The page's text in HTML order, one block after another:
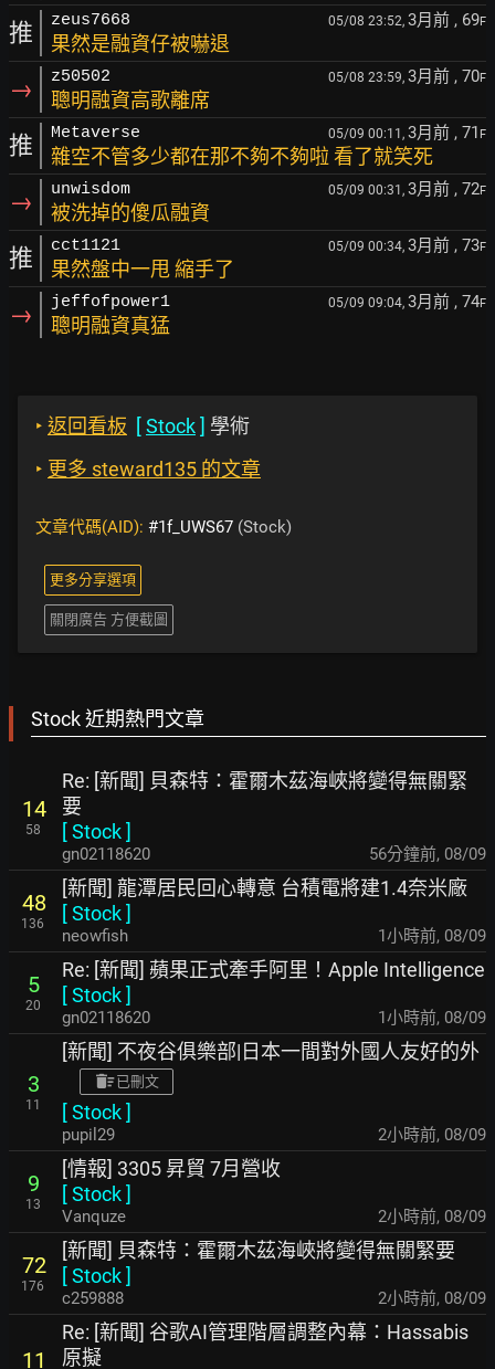
推 zeus7668 05/08 23:52, 3月前 , 69F
果然是融資仔被嚇退
→ z50502 05/08 23:59, 3月前 , 70F
聰明融資高歌離席
推 Metaverse 05/09 00:11, 3月前 , 71 F
雜空不管多少都在那不夠不夠啦 看了就笑死
→ unwisdom 05/09 00:31, 3月前 , 72F
被洗掉的傻瓜融資
推 cct1121 05/09 00:34, 3月前 , 73F
果然盤中一甩 縮手了
→ jeffofpower1 05/09 09:04, 3月前 , 74F
聰明融資真猛
‣ 返回看板 [Stock] 學術
‣ 更多 steward135 的文章
文章代碼(AID): #1f_UWS67 (Stock)
更多分享選項
關閉廣告 方便截圖
Stock 近期熱門文章
14
58
Re: [新聞] 貝森特：霍爾木茲海峽將變得無關緊
要
[Stock]
gn02118620 56分鐘前, 08/09
48
136
[新聞] 龍潭居民回心轉意 台積電將建1.4奈米廠
[Stock]
neowfish 1小時前, 08/09
5
20
Re: [新聞] 蘋果正式牽手阿里！Apple Intelligence
[Stock]
gn02118620 1小時前, 08/09
3
11
[新聞] 不夜谷俱樂部|日本一間對外國人友好的外
已刪文
[Stock]
pupil29 2小時前, 08/09
9
13
[情報] 3305 昇貿 7月營收
[Stock]
Vanquze 2小時前, 08/09
72
176
[新聞] 貝森特：霍爾木茲海峽將變得無關緊要
[Stock]
c259888 2小時前, 08/09
11
Re: [新聞] 谷歌AI管理階層調整內幕：Hassabis
原擬